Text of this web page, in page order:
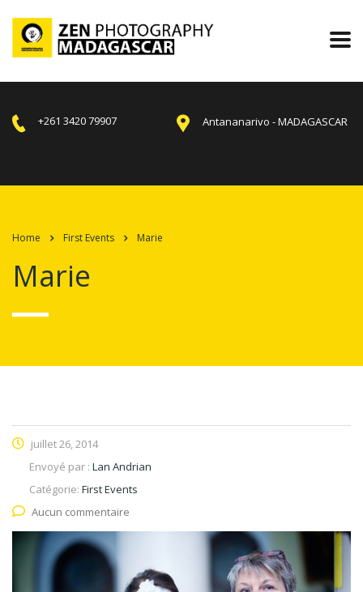
+261 3420 79907 Antananarivo - MADAGASCAR
Home First Events Marie
Marie
juillet 26, 2014
Envoyé par : Lan Andrian
Catégorie: First Events
Aucun commentaire